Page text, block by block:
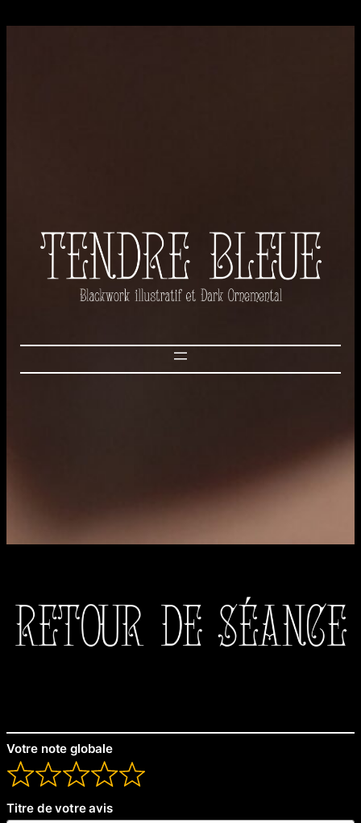
Votre note globale
Titre de votre avis